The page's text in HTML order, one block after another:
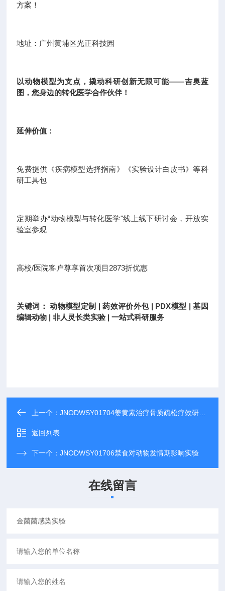
方案！
地址：广州黄埔区光正科技园
以动物模型为支点，撬动科研创新无限可能——吉奥蓝
图，您身边的转化医学合作伙伴！
延伸价值：
免费提供《疾病模型选择指南》《实验设计白皮书》等科
研工具包
定期举办“动物模型与转化医学"线上线下研讨会，开放实
验室参观
高校/医院客户尊享首次项目2873折优惠
关键词： 动物模型定制 | 药效评价外包 | PDX模型 | 基因
编辑动物 | 非人灵长类实验 | 一站式科研服务
上一个：JNODWSY01704姜黄素治疗骨质疏松疗效研究试验
返回列表
下一个：JNODWSY01706禁食对动物发情期影响实验
在线留言